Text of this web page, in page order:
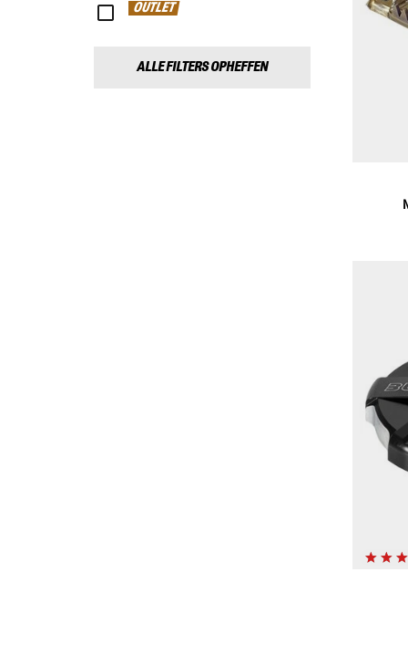
OUTLET
ALLE FILTERS OPHEFFEN